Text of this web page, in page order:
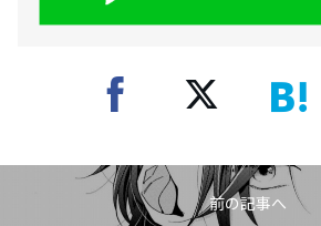
前の記事へ